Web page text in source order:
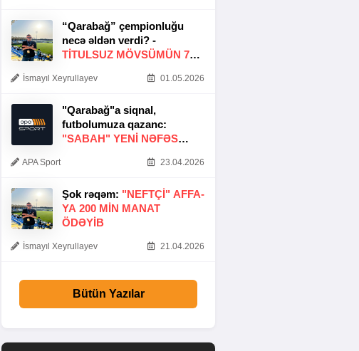
“Qarabağ” çempionluğu
necə əldən verdi? -
TITULSUZ MÖVSÜMÜN 7
İsmayıl Xeyrullayev 01.05.2026
"Qarabağ"a siqnal,
futbolumuza qazanc:
"SABAH" YENI NƏFƏS
APA Sport 23.04.2026
Şok rəqəm: "NEFTÇI" AFFA-
YA 200 MIN MANAT
ÖDƏYIB
İsmayıl Xeyrullayev 21.04.2026
Bütün Yazılar